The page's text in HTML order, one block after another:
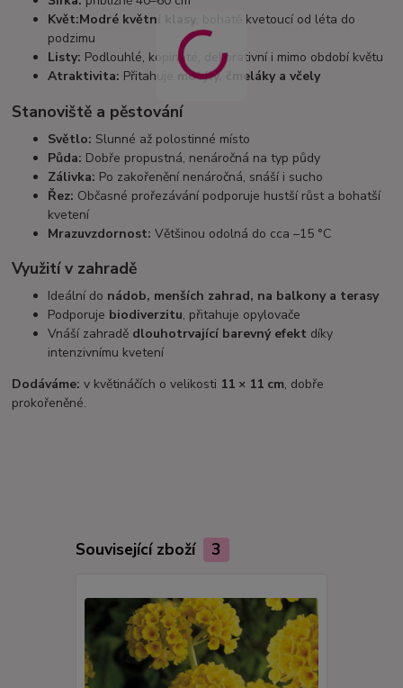
Květ:Modré květní klasy
, bohatě kvetoucí od léta do
podzimu
Listy: Podlouhlé, kopinaté, dekorativní i mimo období květu
Atraktivita: Přitahuje motýly, čmeláky a včely
Stanoviště a pěstování
Světlo: Slunné až polostinné místo
Půda: Dobře propustná, nenáročná na typ půdy
Zálivka: Po zakořenění nenáročná, snáší i sucho
Řez: Občasné prořezávání podporuje hustší růst a bohatší
kvetení
Mrazuvzdornost: Většinou odolná do cca –15 °C
Využití v zahradě
Ideální do nádob, menších zahrad, na balkony a terasy
Podporuje biodiverzitu, přitahuje opylovače
Vnáší zahradě dlouhotrvající barevný efekt díky
intenzivnímu kvetení
Dodáváme: v květináčích o velikosti 11 × 11 cm, dobře
prokořeněné.
Související zboží 3